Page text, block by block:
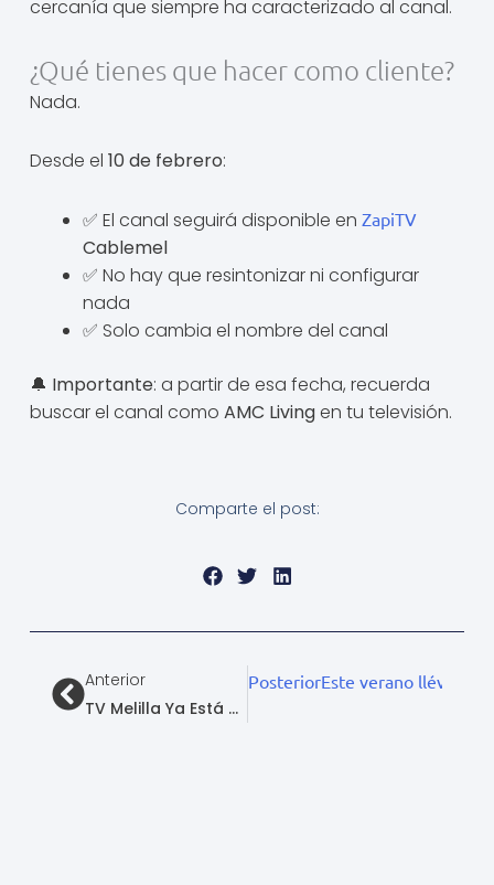
cercanía que siempre ha caracterizado al canal.
¿Qué tienes que hacer como cliente?
Nada.
Desde el 10 de febrero:
✅ El canal seguirá disponible en ZapiTV
Cablemel
✅ No hay que resintonizar ni configurar
nada
✅ Solo cambia el nombre del canal
🔔 Importante: a partir de esa fecha, recuerda
buscar el canal como AMC Livingen tu televisión.
Comparte el post:
Anterior
TV Melilla Ya Está Disponible En ZAPI
PosteriorEste verano llévate